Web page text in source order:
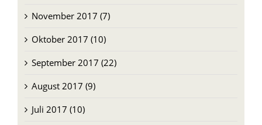
November 2017 (7)
Oktober 2017 (10)
September 2017 (22)
August 2017 (9)
Juli 2017 (10)